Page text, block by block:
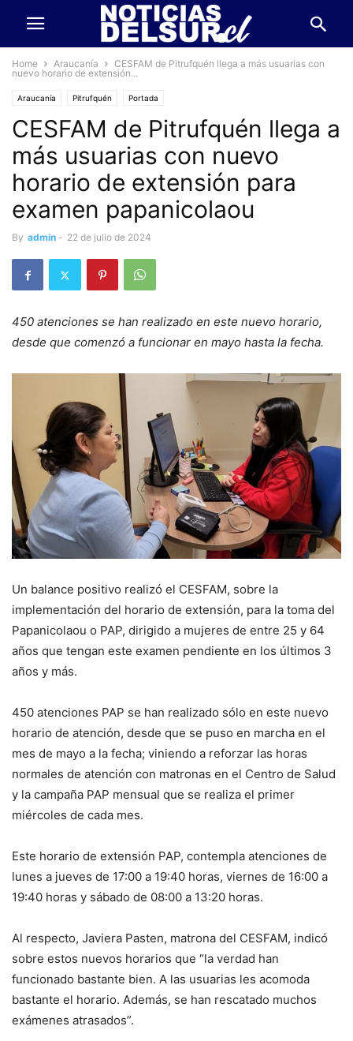
Home Araucanía
CESFAM de Pitrufquén llega a más usuarias con
nuevo horario de extensión...
Araucanía Pitrufquén Portada
CESFAM de Pitrufquén llega a
más usuarias con nuevo
horario de extensión para
examen papanicolaou
By admin - 22 de julio de 2024
450 atenciones se han realizado en este nuevo horario,
desde que comenzó a funcionar en mayo hasta la fecha.
Un balance positivo realizó el CESFAM, sobre la
implementación del horario de extensión, para la toma del
Papanicolaou o PAP, dirigido a mujeres de entre 25 y 64
años que tengan este examen pendiente en los últimos 3
años y más.
450 atenciones PAP se han realizado sólo en este nuevo
horario de atención, desde que se puso en marcha en el
mes de mayo a la fecha; viniendo a reforzar las horas
normales de atención con matronas en el Centro de Salud
y la campaña PAP mensual que se realiza el primer
miércoles de cada mes.
Este horario de extensión PAP, contempla atenciones de
lunes a jueves de 17:00 a 19:40 horas, viernes de 16:00 a
19:40 horas y sábado de 08:00 a 13:20 horas.
Al respecto, Javiera Pasten, matrona del CESFAM, indicó
sobre estos nuevos horarios que “la verdad han
funcionado bastante bien. A las usuarias les acomoda
bastante el horario. Además, se han rescatado muchos
exámenes atrasados”.